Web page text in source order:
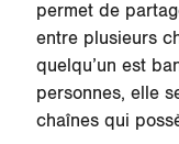
permet de
entre plusieurs
quelqu’un est
personnes, elle
chaînes qui